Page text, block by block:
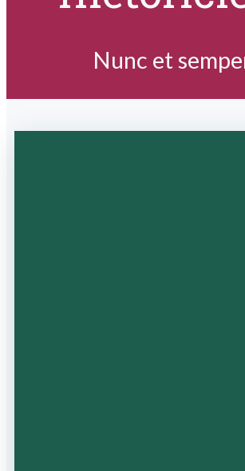
Nunc et